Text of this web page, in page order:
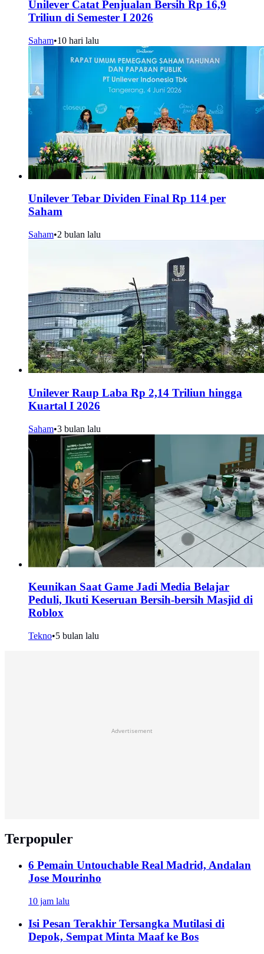
Unilever Catat Penjualan Bersih Rp 16,9
Triliun di Semester I 2026
Saham•10 hari lalu
Unilever Tebar Dividen Final Rp 114 per
Saham
Saham•2 bulan lalu
Unilever Raup Laba Rp 2,14 Triliun hingga
Kuartal I 2026
Saham•3 bulan lalu
Keunikan Saat Game Jadi Media Belajar
Peduli, Ikuti Keseruan Bersih-bersih Masjid di
Roblox
Tekno•5 bulan lalu
Advertisement
Terpopuler
6 Pemain Untouchable Real Madrid, Andalan
Jose Mourinho
10 jam lalu
Isi Pesan Terakhir Tersangka Mutilasi di
Depok, Sempat Minta Maaf ke Bos